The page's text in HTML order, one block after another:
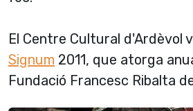
El Centre Cultural d'Ardèvol
Signum 2011, que atorga
Fundació Francesc Ribalta